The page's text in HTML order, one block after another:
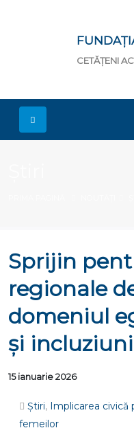
CETĂȚENI
Sprijin
regionale
domeniul
și
15 ianuarie 2026
Știri, Implicarea civică
femeilor